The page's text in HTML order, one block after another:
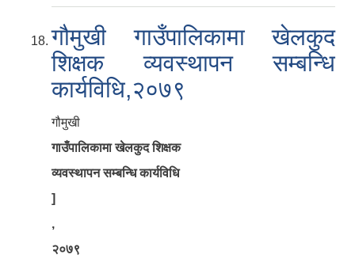
गौमुखी गाउँपालिकामा खेलकुद
शिक्षक व्यवस्थापन सम्बन्धि
कार्यविधि,२०७९
गौमुखी
गाउँपालिकामा खेलकुद शिक्षक
व्यवस्थापन सम्बन्धि कार्यविधि
]
,
२०७९